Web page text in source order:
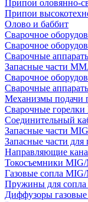
Припои оловянно-
Припои
Олово и баббит
Сварочное
Сварочное
Сварочные
Запасные части
Сварочное
Сварочные
Механизмы подачи
Сварочные
Соединительный
Запасные части
Запасные части
Направляющие
Токосъемники
Газовые сопла
Пружины для
Диффузоры